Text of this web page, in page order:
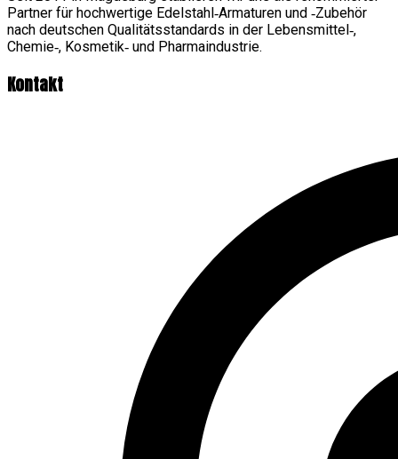
Partner für hochwertige Edelstahl‑Armaturen und ‑Zubehör
nach deutschen Qualitätsstandards in der Lebensmittel‑,
Chemie‑, Kosmetik‑ und Pharmaindustrie.
Kontakt